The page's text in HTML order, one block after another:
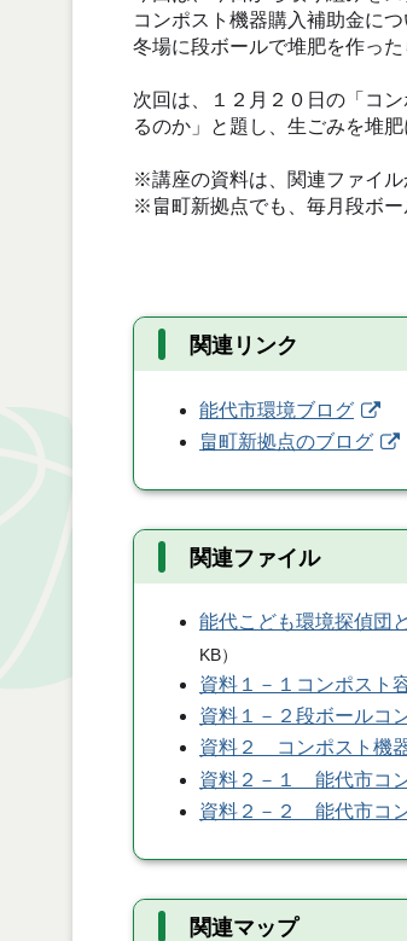
コンポスト機器購入補助金につ
冬場に段ボールで堆肥を作っ
次回は、１２月２０日の「コ
るのか」と題し、生ごみを堆
※講座の資料は、関連ファイル
※畠町新拠点でも、毎月段ボー
関連リンク
能代市環境ブログ
畠町新拠点のブログ
関連ファイル
能代こども環境探偵団
KB）
資料１－１コンポスト
資料１－２段ボールコ
資料２ コンポスト機
資料２－１ 能代市コ
資料２－２ 能代市コ
関連マップ